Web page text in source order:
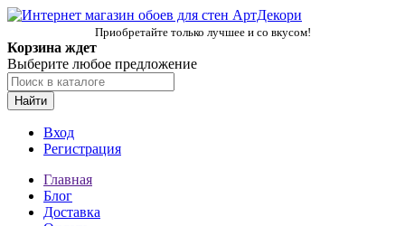
Приобретайте только лучшее и со вкусом!
Корзина ждет
Выберите любое предложение
Найти
Вход
Регистрация
Главная
Блог
Доставка